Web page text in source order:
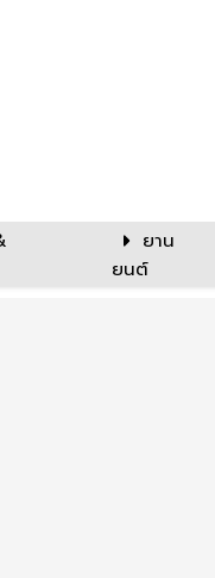
ยาน
ยนต์